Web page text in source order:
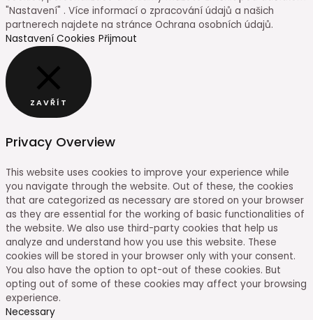
"Nastavení" . Více informací o zpracování údajů a našich
partnerech najdete na stránce Ochrana osobních údajů.
Nastavení Cookies Přijmout
ZAVŘÍT
Privacy Overview
This website uses cookies to improve your experience while
you navigate through the website. Out of these, the cookies
that are categorized as necessary are stored on your browser
as they are essential for the working of basic functionalities of
the website. We also use third-party cookies that help us
analyze and understand how you use this website. These
cookies will be stored in your browser only with your consent.
You also have the option to opt-out of these cookies. But
opting out of some of these cookies may affect your browsing
experience.
Necessary